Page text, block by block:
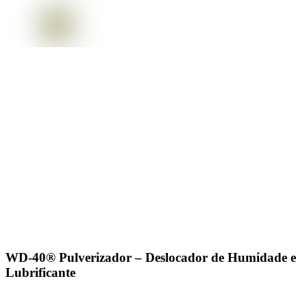
WD-40® Pulverizador – Deslocador de Humidade e
Lubrificante